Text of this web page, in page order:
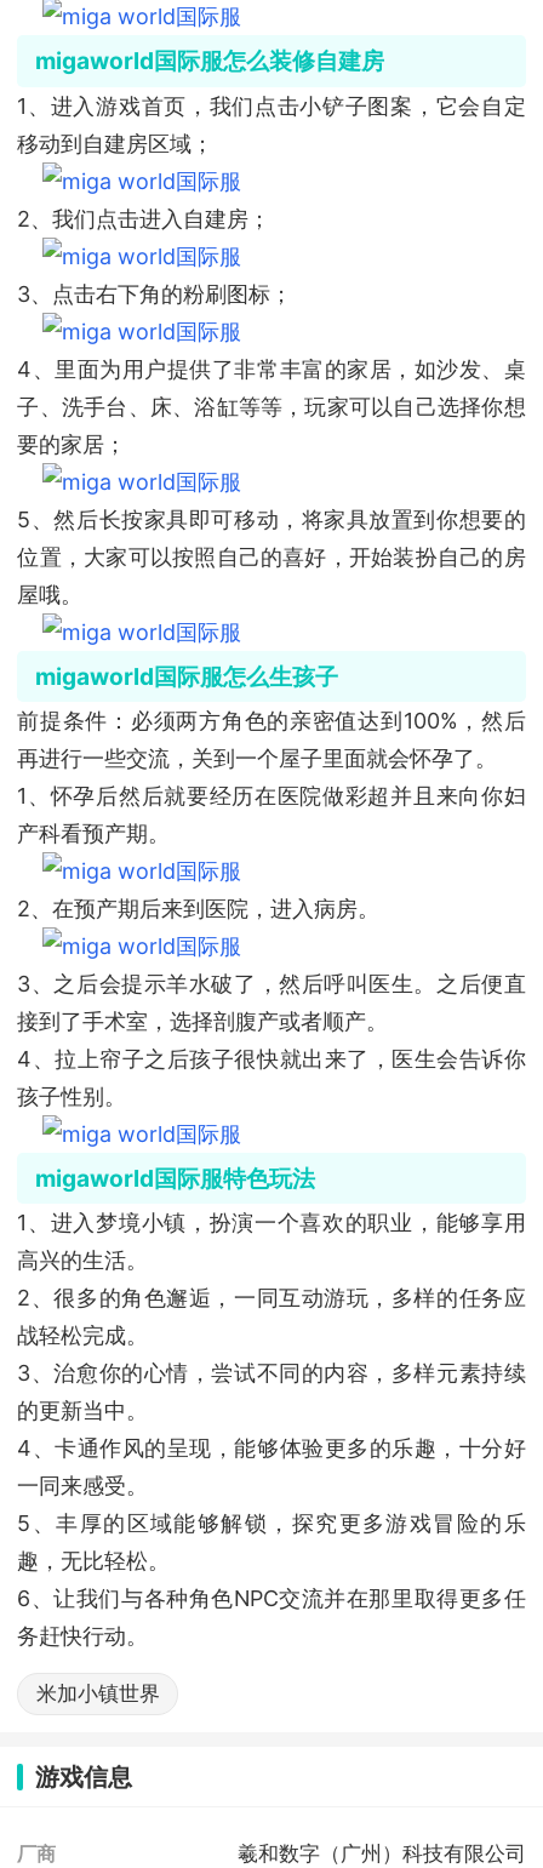
migaworld国际服怎么装修自建房
1、进入游戏首页，我们点击小铲子图案，它会自定
移动到自建房区域；
2、我们点击进入自建房；
3、点击右下角的粉刷图标；
4、里面为用户提供了非常丰富的家居，如沙发、桌
子、洗手台、床、浴缸等等，玩家可以自己选择你想
要的家居；
5、然后长按家具即可移动，将家具放置到你想要的
位置，大家可以按照自己的喜好，开始装扮自己的房
屋哦。
migaworld国际服怎么生孩子
前提条件：必须两方角色的亲密值达到100%，然后
再进行一些交流，关到一个屋子里面就会怀孕了。
1、怀孕后然后就要经历在医院做彩超并且来向你妇
产科看预产期。
2、在预产期后来到医院，进入病房。
3、之后会提示羊水破了，然后呼叫医生。之后便直
接到了手术室，选择剖腹产或者顺产。
4、拉上帘子之后孩子很快就出来了，医生会告诉你
孩子性别。
migaworld国际服特色玩法
1、进入梦境小镇，扮演一个喜欢的职业，能够享用
高兴的生活。
2、很多的角色邂逅，一同互动游玩，多样的任务应
战轻松完成。
3、治愈你的心情，尝试不同的内容，多样元素持续
的更新当中。
4、卡通作风的呈现，能够体验更多的乐趣，十分好
一同来感受。
5、丰厚的区域能够解锁，探究更多游戏冒险的乐
趣，无比轻松。
6、让我们与各种角色NPC交流并在那里取得更多任
务赶快行动。
米加小镇世界
游戏信息
厂商 羲和数字（广州）科技有限公司